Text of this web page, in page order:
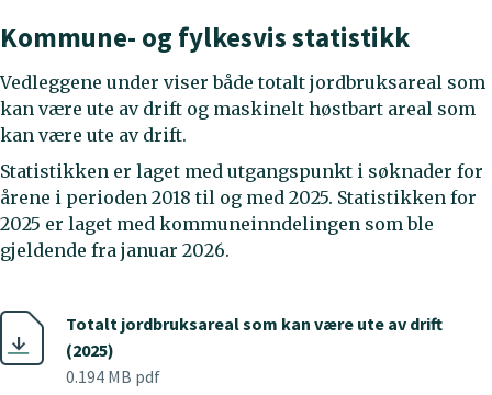
Kommune- og fylkesvis statistikk
Vedleggene under viser både totalt jordbruksareal som
kan være ute av drift og maskinelt høstbart areal som
kan være ute av drift.
Statistikken er laget med utgangspunkt i søknader for
årene i perioden 2018 til og med 2025. Statistikken for
2025 er laget med kommuneinndelingen som ble
gjeldende fra januar 2026.
Totalt jordbruksareal som kan være ute av drift
(2025)
0.194 MB pdf